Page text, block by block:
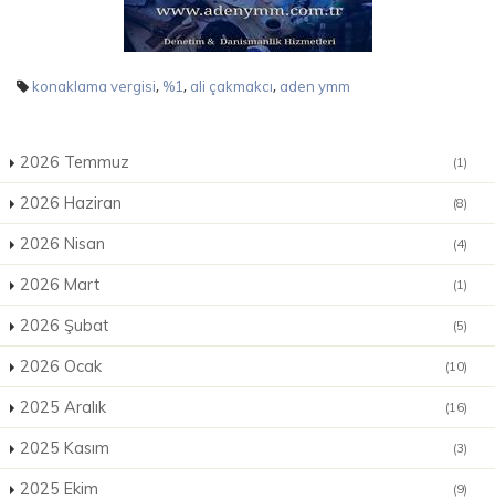
konaklama vergisi, %1 , ali çakmakcı, aden ymm
2026 Temmuz (1)
2026 Haziran (8)
2026 Nisan (4)
2026 Mart (1)
2026 Şubat (5)
2026 Ocak (10)
2025 Aralık (16)
2025 Kasım (3)
2025 Ekim (9)